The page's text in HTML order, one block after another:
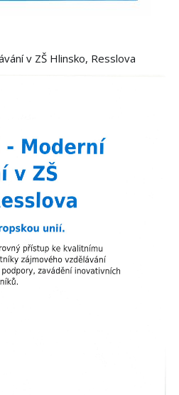
v ZŠ Hlinsko, Resslova